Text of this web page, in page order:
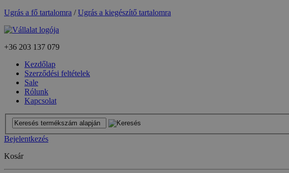
Ugrás a fő tartalomra /Ugrás a kiegészítő tartalomra
+36 203 137 079
Kezdőlap
Szerződési feltételek
Sale
Rólunk
Kapcsolat
Bejelentkezés
Kosár